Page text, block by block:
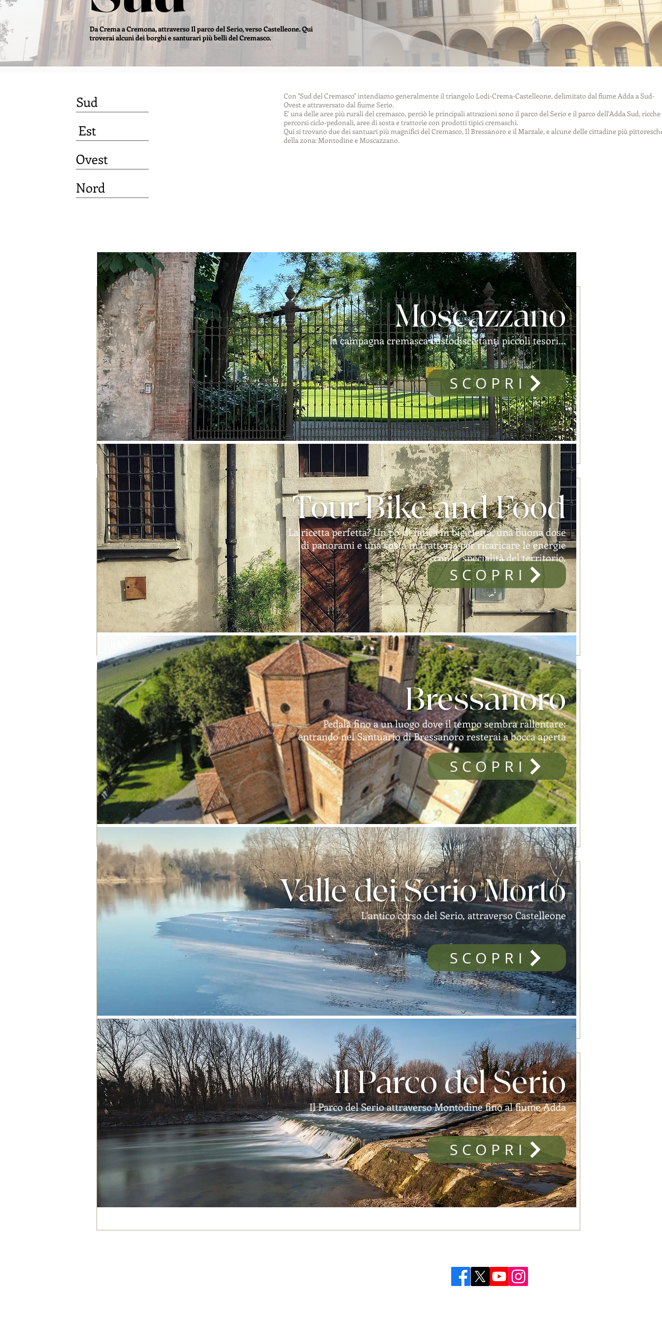
Da Crema a Cremona, attraverso Il parco del Serio, verso Castelleone. Qui
troverai alcuni dei borghi e santurari più belli del Cremasco.
Sud
Est
Ovest
Nord
Con "Sud del Cremasco" intendiamo generalmente il triangolo Lodi-Crema-Castelleone, delimitato dal fiume Adda a Sud-
Ovest e attraversato dal fiume Serio.
E' una delle aree più rurali del cremasco, perciò le principali attrazioni sono il parco del Serio e il parco dell'Adda Sud,
percorsi ciclo-pedonali, aree di sosta e trattorie con prodotti tipici cremaschi.
Qui si trovano due dei santuari più magnifici del Cremasco, Il Bressanoro e il Marzale, e alcune delle cittadine più
della zona: Montodine e Moscazzano.
Moscazzano
la campagna cremasca custodisce tanti piccoli tesori...
SCOPRI
Tour Bike and Food
La ricetta perfetta? Un po' di fatica in bicicletta, una buona dose
di panorami e una sosta in trattoria per ricaricare le energie
con le specialità del territorio.
SCOPRI
Bressanoro
Pedala fino a un luogo dove il tempo sembra rallentare:
entrando nel Santuario di Bressanoro resterai a bocca aperta
SCOPRI
Valle dei Serio Morto
L'antico corso del Serio, attraverso Castelleone
SCOPRI
Il Parco del Serio
Il Parco del Serio attraverso Montodine fino al fiume Adda
SCOPRI